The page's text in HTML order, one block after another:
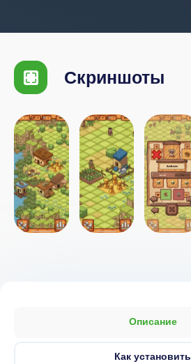
Скриншоты
Описание
Как установить